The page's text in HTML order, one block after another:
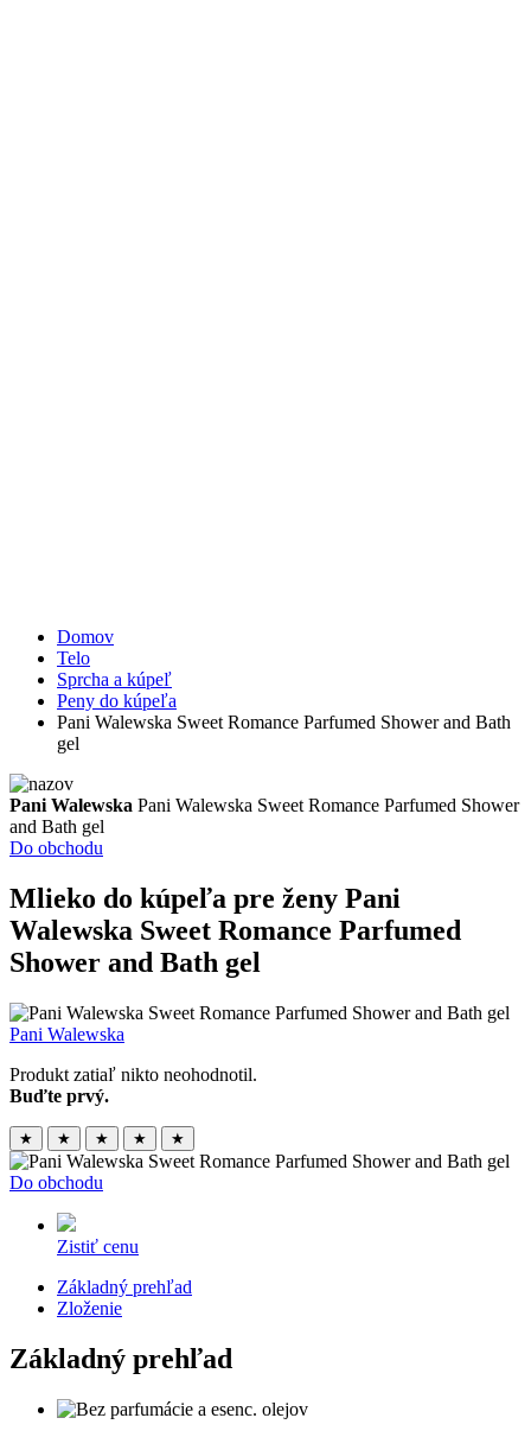
Domov
Telo
Sprcha a kúpeľ
Peny do kúpeľa
Pani Walewska Sweet Romance Parfumed Shower and Bath
gel
Pani Walewska Pani Walewska Sweet Romance Parfumed Shower
and Bath gel
Do obchodu
Mlieko do kúpeľa pre ženy Pani
Walewska Sweet Romance Parfumed
Shower and Bath gel
Pani Walewska
Produkt zatiaľ nikto neohodnotil.
Buďte prvý.
★ ★ ★ ★ ★
Do obchodu
Zistiť cenu
Základný prehľad
Zloženie
Základný prehľad